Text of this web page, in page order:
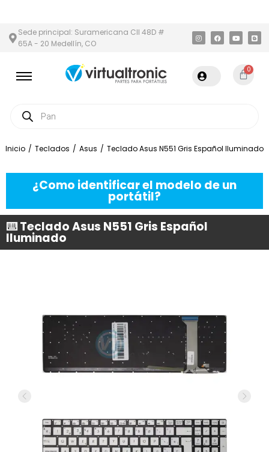
Sede principal: Suramericana Cll 48D #
65A - 20 Medellín, CO
0
Inicio / Teclados / Asus / Teclado Asus N551 Gris Español Iluminado
¿Como identificar el modelo de un
portátil?
⌨️ Teclado Asus N551 Gris Español
Iluminado